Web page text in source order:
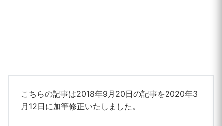
こちらの記事は2018年9月20日の記事を2020年3
月12日に加筆修正いたしました。